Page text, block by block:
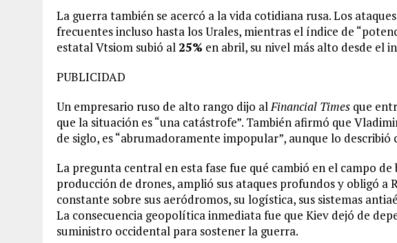
La guerra también se acercó a la vida cotidiana rusa. Los
frecuentes incluso hasta los Urales, mientras el índice de
estatal Vtsiom subió al 25% en abril, su nivel más alto desde el
PUBLICIDAD
Un empresario ruso de alto rango dijo alFinancial Times que
que la situación es “una catástrofe”. También afirmó que
de siglo, es “abrumadoramente impopular”, aunque lo describió
La pregunta central en esta fase fue qué cambió en el campo
producción de drones, amplió sus ataques profundos y obligó a
constante sobre sus aeródromos, su logística, sus sistemas
La consecuencia geopolítica inmediata fue que Kiev dejó de
suministro occidental para sostener la guerra.